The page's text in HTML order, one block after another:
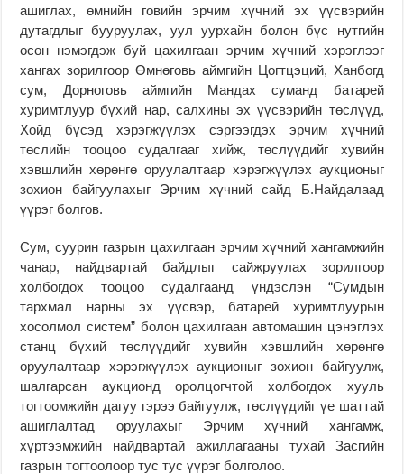
ашиглах, өмнийн говийн эрчим хүчний эх үүсвэрийн
дутагдлыг бууруулах, уул уурхайн болон бүс нутгийн
өсөн нэмэгдэж буй цахилгаан эрчим хүчний хэрэглээг
хангах зорилгоор Өмнөговь аймгийн Цогтцэций, Ханбогд
сум, Дорноговь аймгийн Мандах суманд батарей
хуримтлуур бүхий нар, салхины эх үүсвэрийн төслүүд,
Хойд бүсэд хэрэгжүүлэх сэргээгдэх эрчим хүчний
төслийн тооцоо судалгааг хийж, төслүүдийг хувийн
хэвшлийн хөрөнгө оруулалтаар хэрэгжүүлэх аукционыг
зохион байгуулахыг Эрчим хүчний сайд Б.Найдалаад
үүрэг болгов.
Сум, суурин газрын цахилгаан эрчим хүчний хангамжийн
чанар, найдвартай байдлыг сайжруулах зорилгоор
холбогдох тооцоо судалгаанд үндэслэн “Сумдын
тархмал нарны эх үүсвэр, батарей хуримтлуурын
хосолмол систем” болон цахилгаан автомашин цэнэглэх
станц бүхий төслүүдийг хувийн хэвшлийн хөрөнгө
оруулалтаар хэрэгжүүлэх аукционыг зохион байгуулж,
шалгарсан аукционд оролцогчтой холбогдох хууль
тогтоомжийн дагуу гэрээ байгуулж, төслүүдийг үе шаттай
ашиглалтад оруулахыг Эрчим хүчний хангамж,
хүртээмжийн найдвартай ажиллагааны тухай Засгийн
газрын тогтоолоор тус тус үүрэг болголоо.